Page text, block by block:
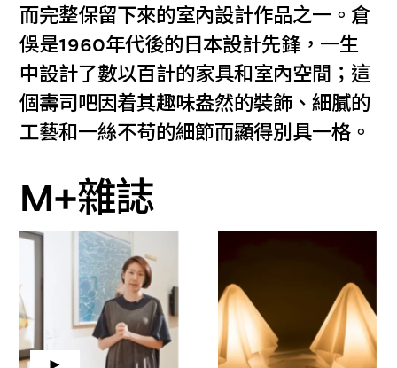
而完整保留下來的室內設計作品之一。倉
俁是1960年代後的日本設計先鋒，一生
中設計了數以百計的家具和室內空間；這
個壽司吧因着其趣味盎然的裝飾、細膩的
工藝和一絲不苟的細節而顯得別具一格。
M+雜誌